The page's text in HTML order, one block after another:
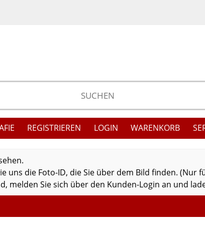
REGISTRIEREN LOGIN WARENKORB
uns die Foto-ID, die Sie über dem Bild finden. (Nur
melden Sie sich über den Kunden-Login an und